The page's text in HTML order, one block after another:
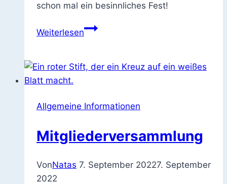
schon mal ein besinnliches Fest!
WeiterlesenRemise
Weihnachten
geschlossen
Allgemeine Informationen
Mitgliederversammlung
VonNatas 7. September 20227. September
2022